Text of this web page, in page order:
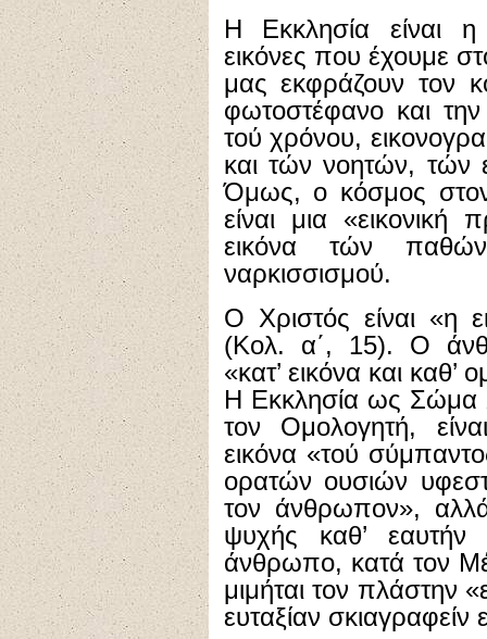
Η Εκκλησία είναι
εικόνες που έχουμε
μας εκφράζουν τον
φωτοστέφανο και
τού χρόνου,
και τών νοητών, τών
Όμως, ο κόσμος στον
είναι μια «εικονική
εικόνα τών
ναρκισσισμού.
Ο Χριστός είναι «η
(Κολ. α΄, 15). Ο
«κατ’ εικόνα και
Η Εκκλησία ως Σώμα
τον Ομολογητή,
εικόνα «τού
ορατών ουσιών
τον άνθρωπον», αλλά
ψυχής καθ’ εαυτήν
άνθρωπο, κατά τον
μιμήται τον πλάστην
ευταξίαν σκιαγραφείν